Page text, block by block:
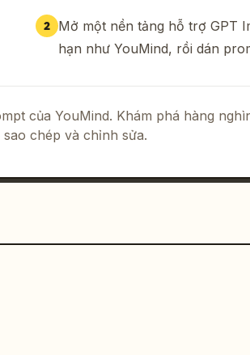
2 Mở một nền tảng hỗ trợ GPT
hạn như YouMind, rồi dán
của YouMind. Khám phá hàng
chép và chỉnh sửa.